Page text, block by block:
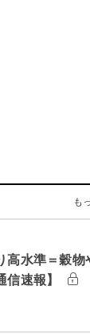
も
高水準＝穀物
信速報】